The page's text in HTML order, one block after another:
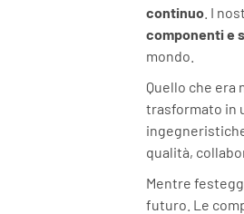
continuo . I
componenti e
mondo.
Quello che
trasformato in
qualità,
Mentre
futuro. Le